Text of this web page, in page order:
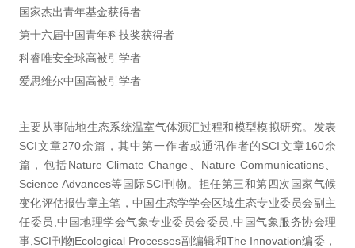
国家杰出青年基金获得者
第十六届中国青年科技奖获得者
科睿唯安全球高被引学者
爱思维尔中国高被引学者
主要从事陆地生态系统温室气体源汇过程和模型模拟研究。发表
SCI文章270余篇，其中第一作者或通讯作者的SCI文章160余
篇，包括Nature Climate Change、Nature Communications、
Science Advances等国际SCI刊物。担任第三和第四次国家气候
变化评估报告章主笔，中国生态学学会区域生态专业委员会副主
任委员,中国地理学会气象专业委员会委员,中国气象服务协会理
事,SCI刊物Ecological Processes副编辑和The Innovation编委，